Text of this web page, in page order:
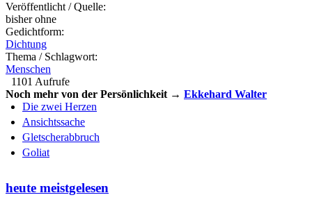
Veröffentlicht / Quelle:
bisher ohne
Gedichtform:
Dichtung
Thema / Schlagwort:
Menschen
1101 Aufrufe
Noch mehr von der Persönlichkeit → Ekkehard Walter
Die zwei Herzen
Ansichtssache
Gletscherabbruch
Goliat
heute meistgelesen